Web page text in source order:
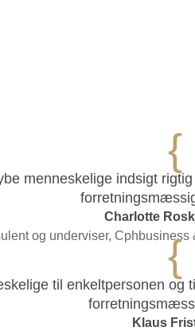
{
menneskelige indsigt
Charlotte
og underviser,
{
til enkeltpersonen
Klaus